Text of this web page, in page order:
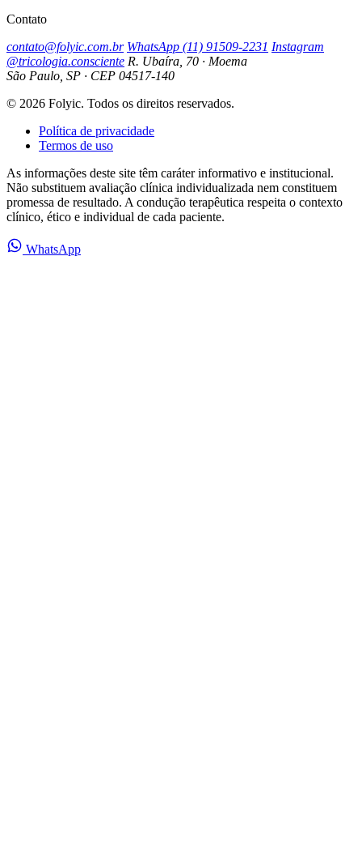
Contato
contato@folyic.com.br WhatsApp (11) 91509-2231 Instagram
@tricologia.consciente R. Ubaíra, 70 · Moema
São Paulo, SP · CEP 04517-140
© 2026 Folyic. Todos os direitos reservados.
Política de privacidade
Termos de uso
As informações deste site têm caráter informativo e institucional.
Não substituem avaliação clínica individualizada nem constituem
promessa de resultado. A condução terapêutica respeita o contexto
clínico, ético e individual de cada paciente.
WhatsApp